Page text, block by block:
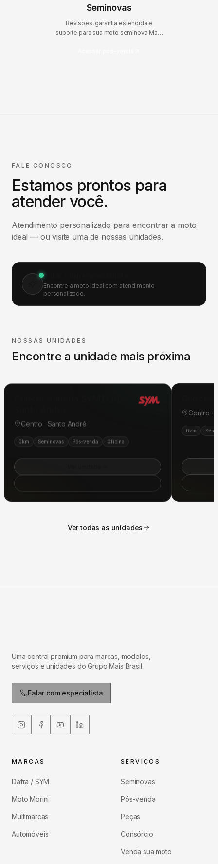
Seminovas
Revisões, garantia estendida e
suporte para sua moto seminova Mais
FALE CONOSCO
Estamos prontos para
atender você.
Atendimento personalizado para encontrar a moto
ideal — ou visite uma de nossas unidades.
Falar com especialista
Encontre a moto ideal com atendimento
personalizado.
NOSSAS UNIDADES
Encontre a unidade mais próxima
Ver unidade
Como chegar
Ver todas as unidades
Uma central premium para marcas, modelos,
serviços e unidades do Grupo Mais Brasil.
Falar com especialista
MARCAS
Dafra / SYM
Moto Morini
Multimarcas
Automóveis
SERVIÇOS
Seminovas
Pós-venda
Peças
Consórcio
Venda sua moto